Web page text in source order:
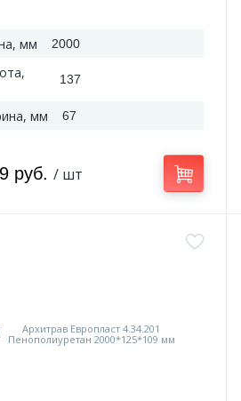
мм 2000
137
мм 67
руб. / шт